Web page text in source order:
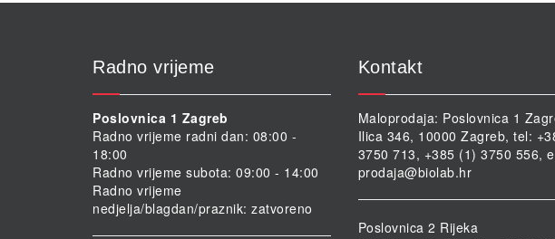
Radno vrijeme
Poslovnica 1 Zagreb
Radno vrijeme radni dan: 08:00 -
18:00
Radno vrijeme subota: 09:00 - 14:00
Radno vrijeme
nedjelja/blagdan/praznik: zatvoreno
Kontakt
Maloprodaja: Poslovnica 1
Ilica 346, 10000 Zagreb, tel:
3750 713, +385 (1) 3750 556,
prodaja@biolab.hr
Poslovnica 2 Rijeka